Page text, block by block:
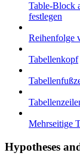
Table-Block
festlegen
Reihenfolge
Tabellenkopf
Mehrseitige
Hypotheses